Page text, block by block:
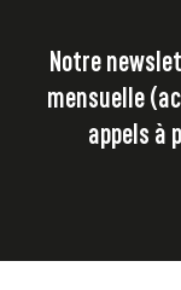
Notre
mensuelle
appels à